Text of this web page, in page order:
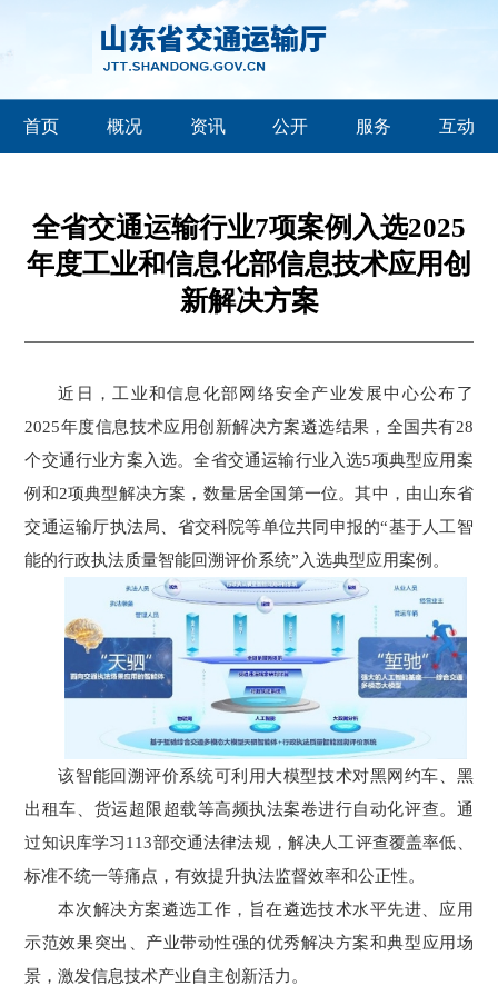
首页 概况 资讯 公开 服务 互动
全省交通运输行业7项案例入选2025
年度工业和信息化部信息技术应用创
新解决方案
近日，工业和信息化部网络安全产业发展中心公布了
2025年度信息技术应用创新解决方案遴选结果，全国共有28
个交通行业方案入选。全省交通运输行业入选5项典型应用案
例和2项典型解决方案，数量居全国第一位。其中，由山东省
交通运输厅执法局、省交科院等单位共同申报的“基于人工智
能的行政执法质量智能回溯评价系统”入选典型应用案例。
该智能回溯评价系统可利用大模型技术对黑网约车、黑
出租车、货运超限超载等高频执法案卷进行自动化评查。通
过知识库学习113部交通法律法规，解决人工评查覆盖率低、
标准不统一等痛点，有效提升执法监督效率和公正性。
本次解决方案遴选工作，旨在遴选技术水平先进、应用
示范效果突出、产业带动性强的优秀解决方案和典型应用场
景，激发信息技术产业自主创新活力。